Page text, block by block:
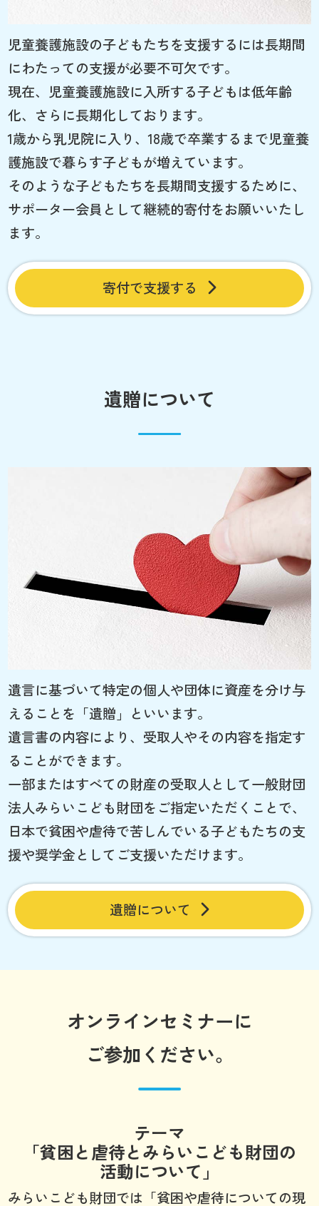
児童養護施設の子どもたちを支援するには長期間
にわたっての支援が必要不可欠です。
現在、児童養護施設に入所する子どもは低年齢
化、さらに長期化しております。
1歳から乳児院に入り、18歳で卒業するまで児童養
護施設で暮らす子どもが増えています。
そのような子どもたちを長期間支援するために、
サポーター会員として継続的寄付をお願いいたし
ます。
寄付で支援する
遺贈について
遺言に基づいて特定の個人や団体に資産を分け与
えることを「遺贈」といいます。
遺言書の内容により、受取人やその内容を指定す
ることができます。
一部またはすべての財産の受取人として一般財団
法人みらいこども財団をご指定いただくことで、
日本で貧困や虐待で苦しんでいる子どもたちの支
援や奨学金としてご支援いただけます。
遺贈について
オンラインセミナーに
ご参加ください。
テーマ
「貧困と虐待とみらいこども財団の
活動について」
みらいこども財団では「貧困や虐待についての現